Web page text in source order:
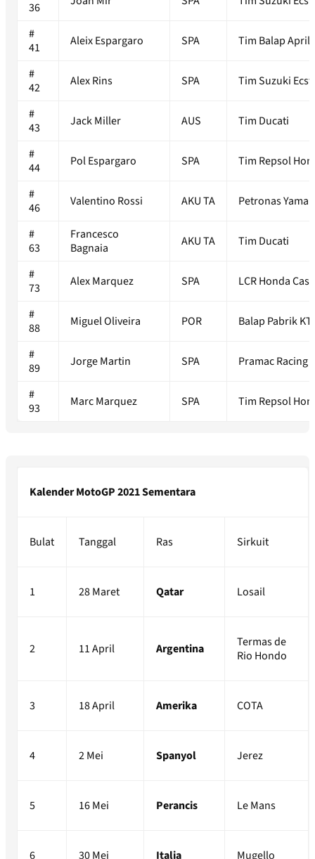
36
#
41
Aleix Espargaro SPA Tim Balap
#
42
Alex Rins SPA Tim Suzuki
#
43
Jack Miller AUS Tim Ducati
#
44
Pol Espargaro SPA Tim Repsol
#
46
Valentino Rossi AKU TA Petronas
#
63
Francesco
Bagnaia
AKU TA Tim Ducati
#
73
Alex Marquez SPA LCR Honda
#
88
Miguel Oliveira POR Balap Pabrik
#
89
Jorge Martin SPA Pramac Racing
#
93
Marc Marquez SPA Tim Repsol
Kalender MotoGP 2021 Sementara
Bulat Tanggal Ras Sirkuit
1 28 Maret Qatar Losail
2 11 April Argentina
Termas de
Rio Hondo
3 18 April Amerika COTA
4 2 Mei Spanyol Jerez
5 16 Mei Perancis Le Mans
6 30 Mei Italia Mugello